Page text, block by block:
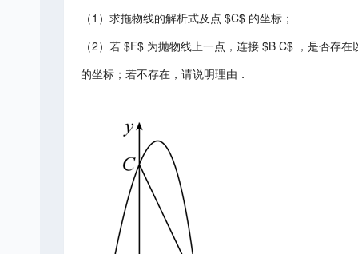
（1）求拖物线的解析式及点 $C$ 的坐标；
（2）若 $F$ 为抛物线上一点，连接 $B C$ ，是否存
的坐标；若不存在，请说明理由．